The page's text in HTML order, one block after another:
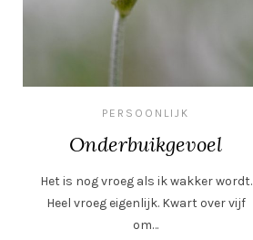
PERSOONLIJK
Onderbuikgevoel
Het is nog vroeg als ik wakker wordt.
Heel vroeg eigenlijk. Kwart over vijf
om…